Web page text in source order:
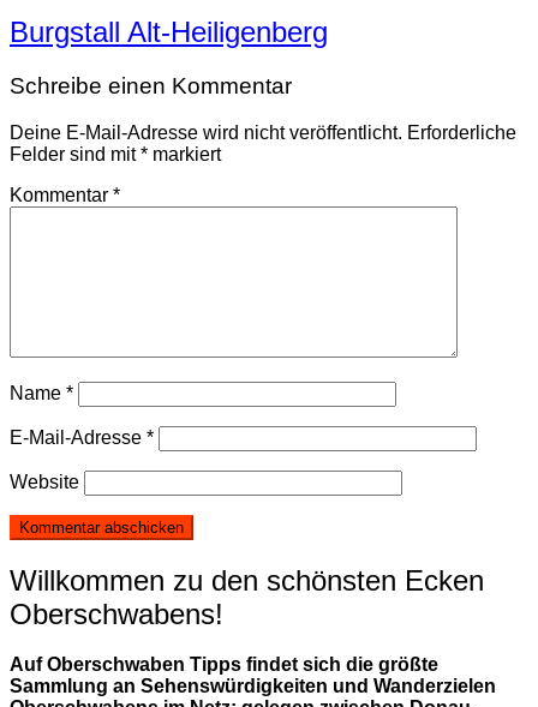
Burgstall Alt-Heiligenberg
Schreibe einen Kommentar
Deine E-Mail-Adresse wird nicht veröffentlicht. Erforderliche
Felder sind mit* markiert
Kommentar *
Name *
E-Mail-Adresse *
Website
Willkommen zu den schönsten Ecken
Oberschwabens!
Auf Oberschwaben Tipps findet sich die größte
Sammlung an Sehenswürdigkeiten und Wanderzielen